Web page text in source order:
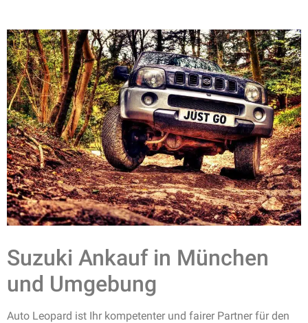
Suzuki Ankauf in München
und Umgebung
Auto Leopard ist Ihr kompetenter und fairer Partner für den